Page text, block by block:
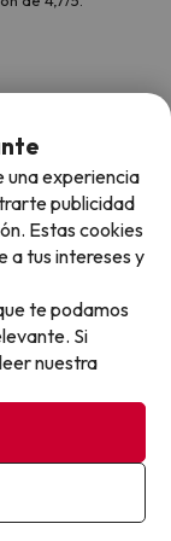
2010 -
una experiencia
publicidad
Estas cookies
a tus intereses y
te podamos
Si
nuestra